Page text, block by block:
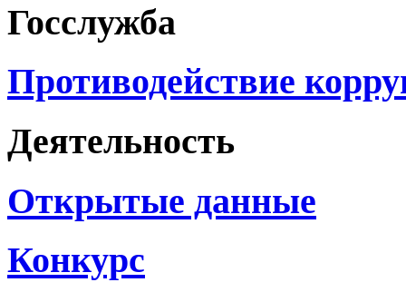
Госслужба
Противодействие
Деятельность
Открытые данные
Конкурс